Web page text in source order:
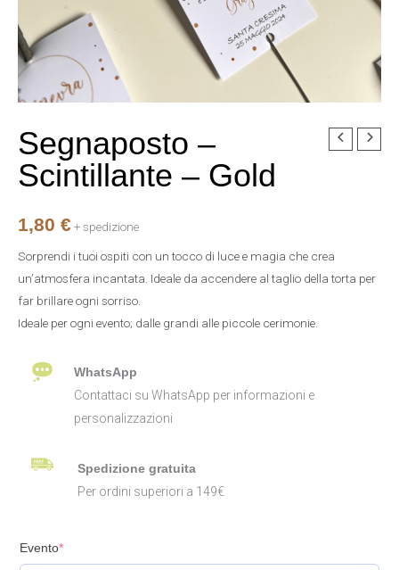
Segnaposto –
Scintillante – Gold
1,80 €+ spedizione
Sorprendi i tuoi ospiti con un tocco di luce e magia che crea
un’atmosfera incantata. Ideale da accendere al taglio della torta per
far brillare ogni sorriso.
Ideale per ogni evento; dalle grandi alle piccole cerimonie.
WhatsApp
Contattaci su WhatsApp per informazioni e
personalizzazioni
Spedizione gratuita
Per ordini superiori a 149€
Evento*
Segnaposto
Scintillante
Gold